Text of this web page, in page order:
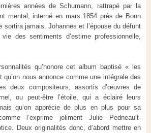
années de Schumann, rattrapé par la
mental, interné en mars 1854 près de Bonn
sortira jamais. Johannes et l’épouse du défunt
des sentiments d’estime professionnelle,
qu’honore cet album baptisé « les
nous annonce comme une intégrale des
deux compositeurs, assortis d’œuvres de
ou peut-être l’étoile, qui a éclairé leurs
qu’on apprécie de plus en plus pour sa
l’exprime joliment Julie Pedneault-
Deux originalités donc, d’abord mettre en